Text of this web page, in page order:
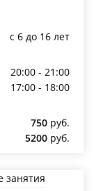
c 6 до 16 лет
20:00 - 21:00
17:00 - 18:00
750 руб.
5200 руб.